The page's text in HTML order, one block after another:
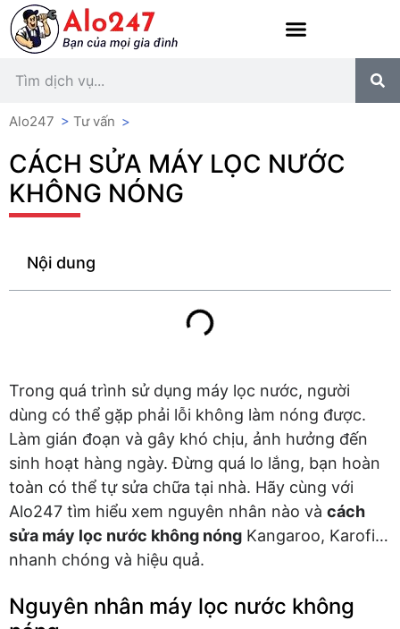
Alo247 > Tư vấn >
CÁCH SỬA MÁY LỌC NƯỚC
KHÔNG NÓNG
Nội dung
Trong quá trình sử dụng máy lọc nước, người
dùng có thể gặp phải lỗi không làm nóng được.
Làm gián đoạn và gây khó chịu, ảnh hưởng đến
sinh hoạt hàng ngày. Đừng quá lo lắng, bạn hoàn
toàn có thể tự sửa chữa tại nhà. Hãy cùng với
Alo247 tìm hiểu xem nguyên nhân nào và cách
sửa máy lọc nước không nóng Kangaroo, Karofi…
nhanh chóng và hiệu quả.
Nguyên nhân máy lọc nước không